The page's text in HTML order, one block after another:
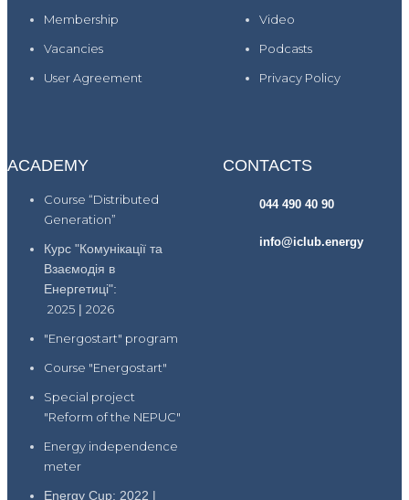
Membership
Vacancies
User Agreement
Video
Podcasts
Privacy Policy
ACADEMY
Course “Distributed
Generation”
Курс "Комунікації та
Взаємодія в
Енергетиці":
2025 | 2026
"Energostart" program
Course "Energostart"
Special project
"Reform of the NEPUC"
Energy independence
meter
Energy Cup: 2022 |
CONTACTS
044 490 40 90
info@iclub.energy